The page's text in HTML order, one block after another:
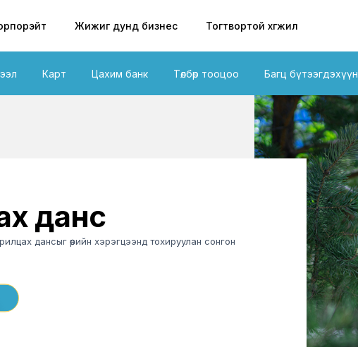
Жижиг дунд бизнес Тогтвортой хөгжил
Карт Цахим банк Төлбөр тооцоо Багц бүтээгдэхүүн
данс
дансыг өөрийн хэрэгцээнд тохируулан сонгон